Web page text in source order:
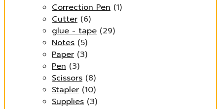
Correction Pen (1)
Cutter (6)
glue - tape (29)
Notes (5)
Paper (3)
Pen (3)
Scissors (8)
Stapler (10)
Supplies (3)